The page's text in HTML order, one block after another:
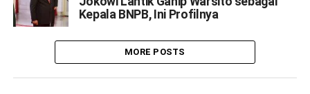
Kepala BNPB, Ini Profilnya
MORE POSTS